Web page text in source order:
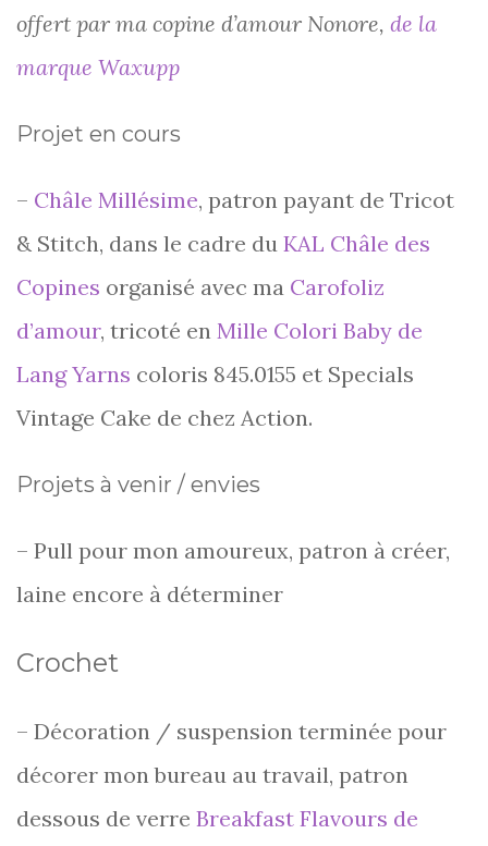
offert par ma copine d’amour Nonore, de la
marque Waxupp
Projet en cours
– Châle Millésime, patron payant de Tricot
& Stitch, dans le cadre du KAL Châle des
Copines organisé avec ma Carofoliz
d’amour, tricoté en Mille Colori Baby de
Lang Yarns coloris 845.0155 et Specials
Vintage Cake de chez Action.
Projets à venir / envies
– Pull pour mon amoureux, patron à créer,
laine encore à déterminer
Crochet
– Décoration / suspension terminée pour
décorer mon bureau au travail, patron
dessous de verre Breakfast Flavours de